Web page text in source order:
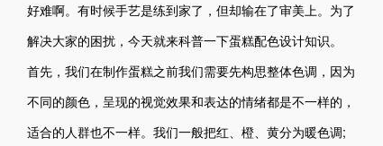
好难啊。有时候手艺是练到家了，但却输在了审美上。为了
解决大家的困扰，今天就来科普一下蛋糕配色设计知识。
首先，我们在制作蛋糕之前我们需要先构思整体色调，因为
不同的颜色，呈现的视觉效果和表达的情绪都是不一样的，
适合的人群也不一样。我们一般把红、橙、黄分为暖色调;